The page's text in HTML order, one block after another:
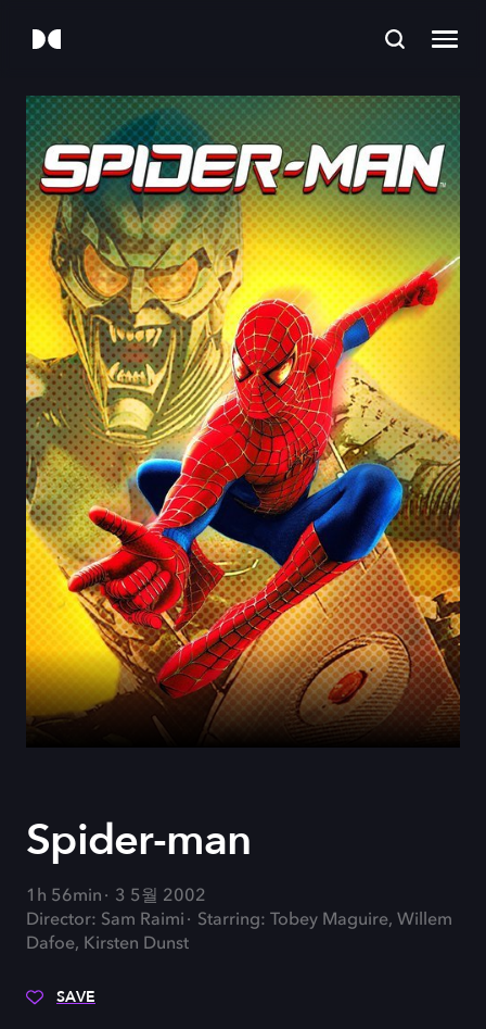
Spider-man
1h 56min
3 5월 2002
Director: Sam Raimi
Starring: Tobey Maguire, Willem
Dafoe, Kirsten Dunst
SAVE